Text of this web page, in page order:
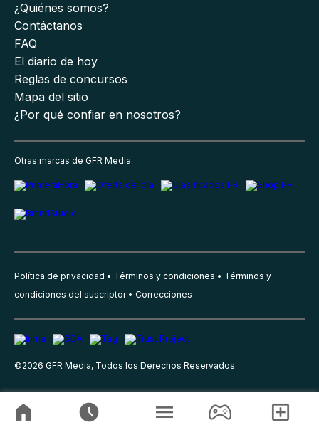
¿Quiénes somos?
Contáctanos
FAQ
El diario de hoy
Reglas de concursos
Mapa del sitio
¿Por qué confiar en nosotros?
Otras marcas de GFR Media
Política de privacidad Términos y condiciones
Términos y
condiciones del suscriptor
Correcciones
©2026 GFR Media, Todos los Derechos Reservados.